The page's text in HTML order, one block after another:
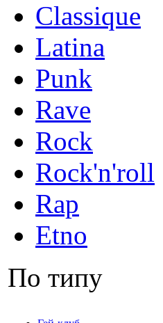
Classique
Latina
Punk
Rave
Rock
Rock'n'roll
Rap
Etno
По типу